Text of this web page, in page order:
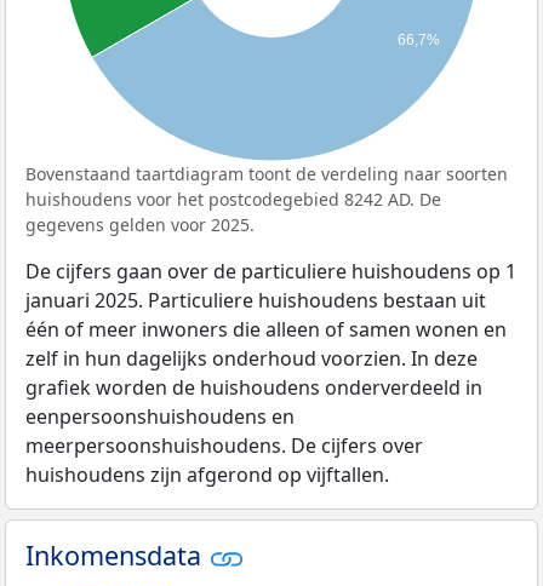
66,7%
Bovenstaand taartdiagram toont de verdeling naar soorten
huishoudens voor het postcodegebied 8242 AD. De
gegevens gelden voor 2025.
De cijfers gaan over de particuliere huishoudens op 1
januari 2025. Particuliere huishoudens bestaan uit
één of meer inwoners die alleen of samen wonen en
zelf in hun dagelijks onderhoud voorzien. In deze
grafiek worden de huishoudens onderverdeeld in
eenpersoonshuishoudens en
meerpersoonshuishoudens. De cijfers over
huishoudens zijn afgerond op vijftallen.
Inkomensdata